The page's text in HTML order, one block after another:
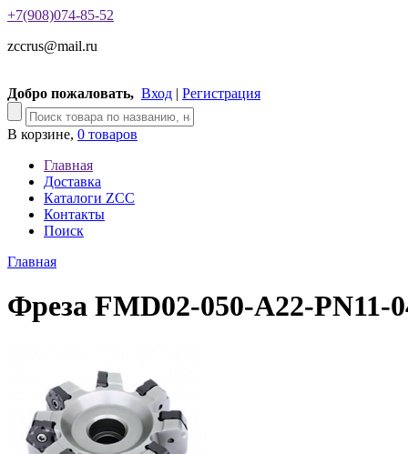
+7(908)074-85-52
zccrus@mail.ru
Добро пожаловать, Вход | Регистрация
В корзине, 0 товаров
Главная
Доставка
Каталоги ZCC
Контакты
Поиск
Главная
Фреза FMD02-050-A22-PN11-